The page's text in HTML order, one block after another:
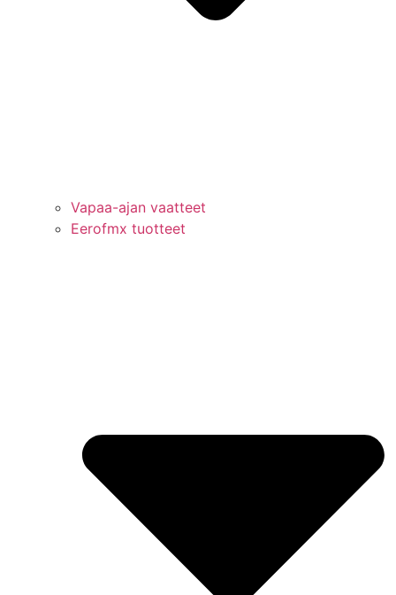
Vapaa-ajan vaatteet
Eerofmx tuotteet